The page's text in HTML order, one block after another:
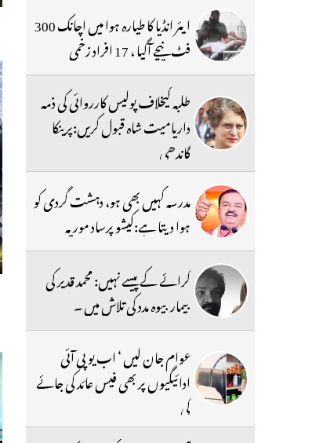
ایئر انڈیا کا طیارہ ہوا میں اچانک 300
فٹ نیچے آگیا ، 17 افراد زخمی
طلبہ کیخلاف پولیس کارروائی کی ذمہ
داریامیت شاہ قبول کریں:پرینکا
گاندھی
مدرسہ کہیں بھی ہو، دہشت گردی کو
ہوا دیتا ہے:کیشو پرساد موریہ
کرائے کے پیسے نہیں: محمد قدیر کی
بیمار بیوہ مدد کی تلاش میں ۔
عوام جان لیں ‘ اب یو پی آئی
ادائیگیوں پر بھی فیس عائد کی جائے
گی